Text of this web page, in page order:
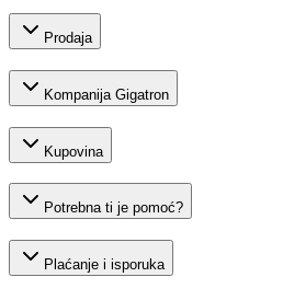
Prodaja
Kompanija Gigatron
Kupovina
Potrebna ti je pomoć?
Plaćanje i isporuka